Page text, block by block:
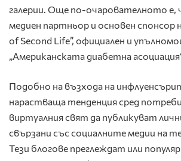
галерии. Още по-очарователното е,
медиен партньор и основен спонсор
of Second Life”, официален и
„Американската диабетна
Подобно на възхода на
нарастваща тенденция сред
виртуалния свят да публикуват
свързани със социалните медии на
Тези блогове преглеждат или